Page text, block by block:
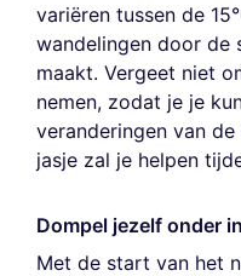
variëren tussen de
wandelingen door de
maakt. Vergeet niet
nemen, zodat je je
veranderingen van
jasje zal je helpen
Dompel jezelf onder
Met de start van het